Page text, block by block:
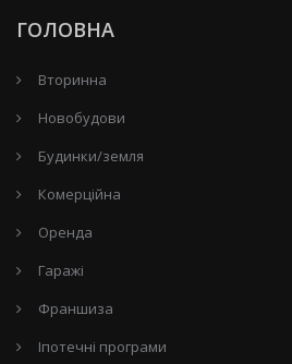
ГОЛОВНА
Вторинна
Новобудови
Будинки/земля
Комерційна
Оренда
Гаражі
Франшиза
Іпотечні програми